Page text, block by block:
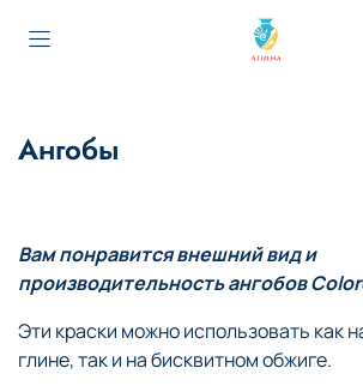
Ангобы
Вам понравится внешний вид и
производительность ангобов
Эти краски можно использовать как
глине, так и на бисквитном обжиге.